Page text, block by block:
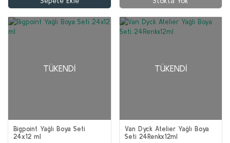
TÜKENDI
Bigpoint Yağlı Boya Seti
24x12 ml
TÜKENDI
Van Dyck Atelier Yağlı Boya
Seti 24Renkx12ml